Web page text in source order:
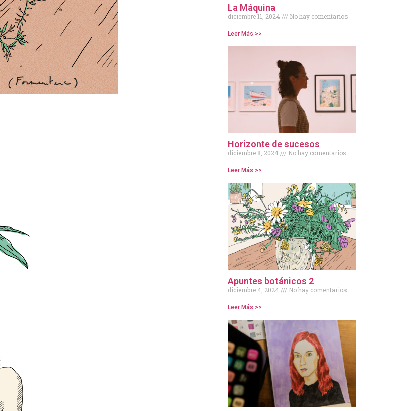
La Máquina
diciembre 11, 2024 No hay comentarios
Leer Más >>
Horizonte de sucesos
diciembre 8, 2024 No hay comentarios
Leer Más >>
Apuntes botánicos 2
diciembre 4, 2024 No hay comentarios
Leer Más >>